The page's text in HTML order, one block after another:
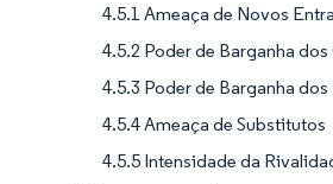
4.5.1 Ameaça de Novos
4.5.2 Poder de Barganha
4.5.3 Poder de Barganha
4.5.4 Ameaça de Substitutos
4.5.5 Intensidade da